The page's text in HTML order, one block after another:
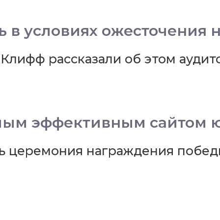
в условиях ожесточения
рассказали об этом
эффективным сайтом
церемония награждения